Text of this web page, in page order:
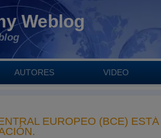
Weblog
AUTORES VIDEO
EUROPEO (BCE)